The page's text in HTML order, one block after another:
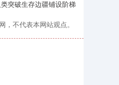
突破生存边疆铺设阶梯
不代表本网站观点。